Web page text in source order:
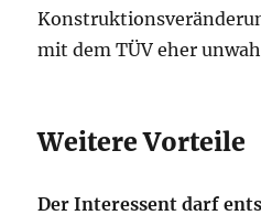
mit dem TÜV eher
Weitere Vorteile
Der Interessent darf